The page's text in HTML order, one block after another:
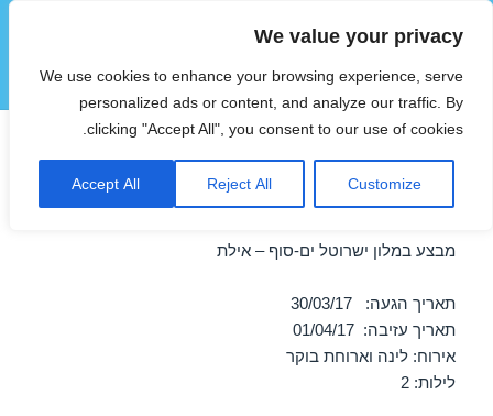
We value your privacy
We use cookies to enhance your browsing experience, serve
personalized ads or content, and analyze our traffic. By
clicking "Accept All", you consent to our use of cookies.
Customize
Reject All
Accept All
הוטצימר
תפריטים
ווידג'טים
חופשה במלון ישרוטל ים-סוף –
אילת 30/03/2017
מבצע במלון ישרוטל ים-סוף – אילת
תאריך הגעה: 30/03/17
תאריך עזיבה: 01/04/17
אירוח: לינה וארוחת בוקר
לילות: 2